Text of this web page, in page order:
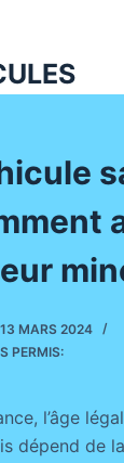
13 MARS 2024
PERMIS:
l’âge
dépend de